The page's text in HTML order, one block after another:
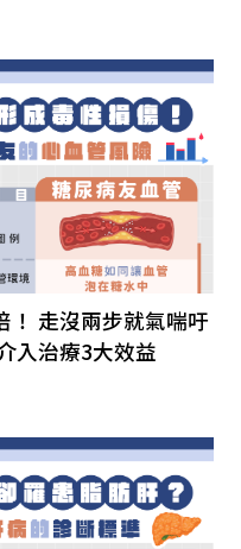
！ 走沒兩步就氣喘吁
入治療3大效益